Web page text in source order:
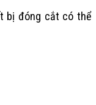
bị đóng cắt có thể